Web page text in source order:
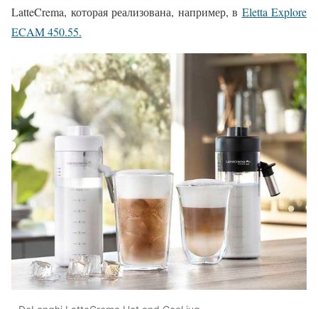
LatteCrema, которая реализована, например, в Eletta Explore
ECAM 450.55.